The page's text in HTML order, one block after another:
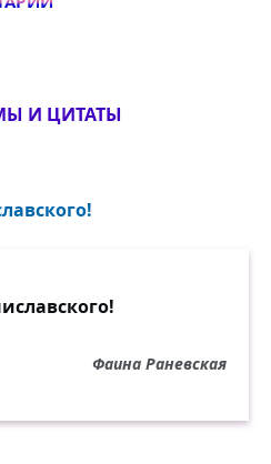
И ЦИТАТЫ
Фаина Раневская